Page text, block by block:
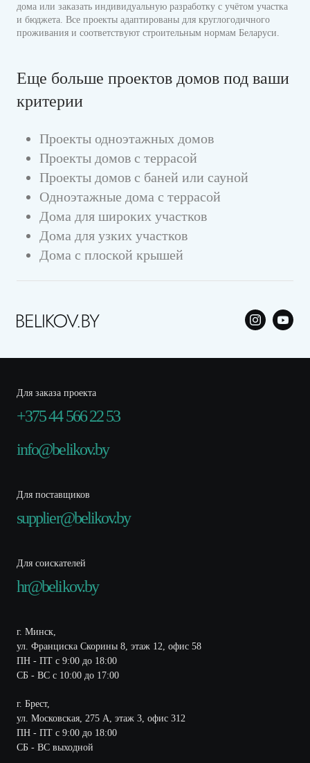
дома или заказать индивидуальную разработку с учётом участка
и бюджета. Все проекты адаптированы для круглогодичного
проживания и соответствуют строительным нормам Беларуси.
Еще больше проектов домов под ваши
критерии
Проекты одноэтажных домов
Проекты домов с террасой
Проекты домов с баней или сауной
Одноэтажные дома с террасой
Дома для широких участков
Дома для узких участков
Дома с плоской крышей
Для заказа проекта
+375 44 566 22 53
info@belikov.by
Для поставщиков
supplier@belikov.by
Для соискателей
hr@belikov.by
г. Минск,
ул. Франциска Скорины 8, этаж 12, офис 58
ПН - ПТ с 9:00 до 18:00
СБ - ВС с 10:00 до 17:00
г. Брест,
ул. Московская, 275 А, этаж 3, офис 312
ПН - ПТ с 9:00 до 18:00
СБ - ВС выходной